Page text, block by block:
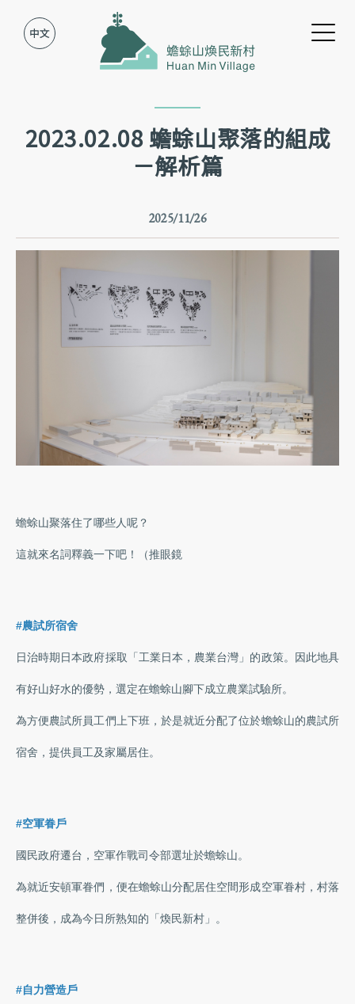
Jump to Main content
Jump to Navigation
2023.02.08 蟾蜍山聚落的組成
－解析篇
2025/11/26
蟾蜍山聚落住了哪些人呢？
這就來名詞釋義一下吧！（推眼鏡
#農試所宿舍
日治時期日本政府採取「工業日本，農業台灣」的政策。因此地具
有好山好水的優勢，選定在蟾蜍山腳下成立農業試驗所。
為方便農試所員工們上下班，於是就近分配了位於蟾蜍山的農試所
宿舍，提供員工及家屬居住。
#空軍眷戶
國民政府遷台，空軍作戰司令部選址於蟾蜍山。
為就近安頓軍眷們，便在蟾蜍山分配居住空間形成空軍眷村，村落
整併後，成為今日所熟知的「煥民新村」。
#自力營造戶